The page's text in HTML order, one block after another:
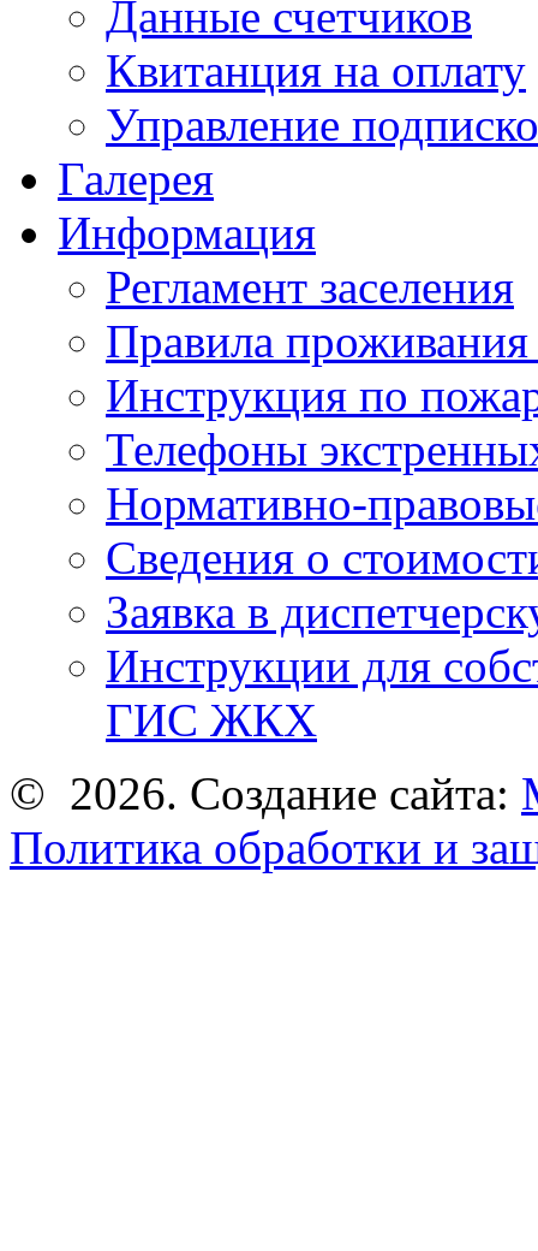
Данные счетчиков
Квитанция на оплату
Управление
Галерея
Информация
Регламент заселения
Правила
Инструкция по
Телефоны
Нормативно-
Сведения о
Заявка в
Инструкции для
ГИС ЖКХ
© 2026. Создание сайта:
Политика обработки и